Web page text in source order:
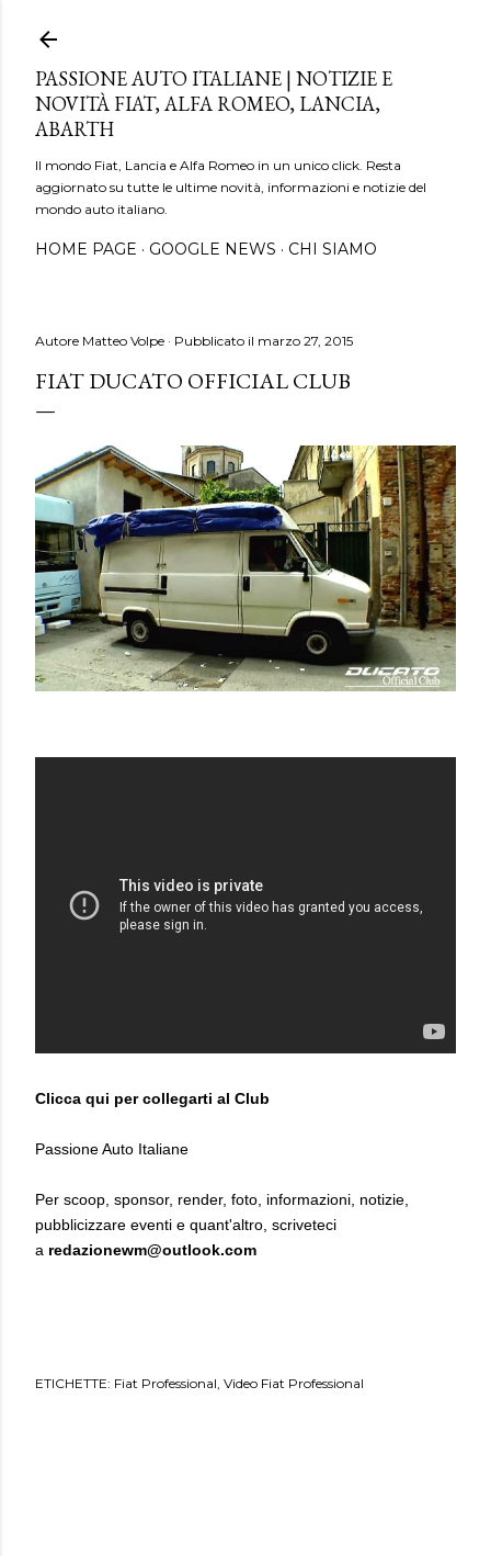
PASSIONE AUTO ITALIANE | NOTIZIE E
NOVITÀ FIAT, ALFA ROMEO, LANCIA,
ABARTH
Il mondo Fiat, Lancia e Alfa Romeo in un unico click. Resta
aggiornato su tutte le ultime novità, informazioni e notizie del
mondo auto italiano.
HOME PAGE GOOGLE NEWS CHI SIAMO
Autore Matteo Volpe Pubblicato il marzo 27, 2015
FIAT DUCATO OFFICIAL CLUB
Clicca qui per collegarti al Club
Passione Auto Italiane
Per scoop, sponsor, render, foto, informazioni, notizie,
pubblicizzare eventi e quant'altro, scriveteci
a redazionewm@outlook.com
ETICHETTE: Fiat Professional Video Fiat Professional